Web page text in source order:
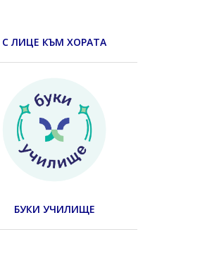
С ЛИЦЕ КЪМ ХОРАТА
БУКИ УЧИЛИЩЕ